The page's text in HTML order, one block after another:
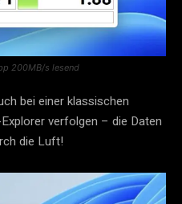
200MB/s lesend
bei einer klassischen
verfolgen – die Daten
die Luft!